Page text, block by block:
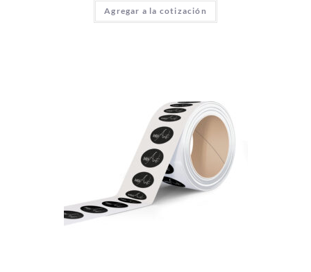
Agregar a la cotización